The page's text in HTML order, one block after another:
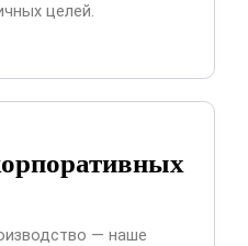
целей.
— наше